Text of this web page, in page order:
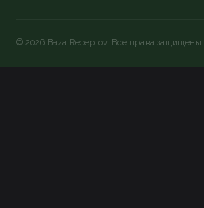
© 2026 Baza Receptov. Все права защищены.